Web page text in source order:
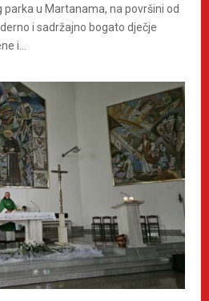
parka u Martanama, na površini od
i sadržajno bogato dječje
i...